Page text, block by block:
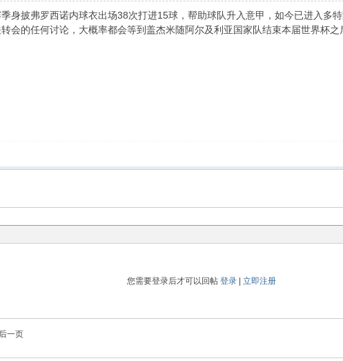
身披弗罗西诺内球衣出场38次打进15球，帮助球队升入意甲，如今已进入多
会的任何讨论，大概率都会等到盖杰米随阿尔及利亚国家队结束本届世界杯之
您需要登录后才可以回帖登录 |立即注册
一页